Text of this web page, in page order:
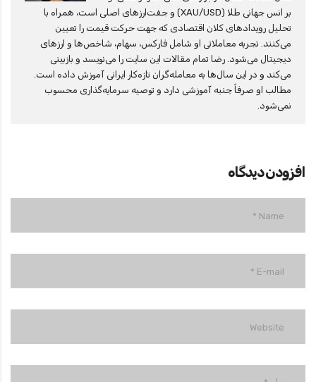
بر انس جهانی طلا (XAU/USD) و جفت‌ارزهای اصلی است، همراه با
تحلیل رویدادهای کلان اقتصادی که جهت حرکت قیمت را تعیین
می‌کنند. تجربه معاملاتی او شامل فارکس، سهام، شاخص‌ها و ارزهای
دیجیتال می‌شود. رضا تمام مقالات این سایت را می‌نویسد و بازبینی
می‌کند و در این سال‌ها به معامله‌گران تازه‌کار ایرانی آموزش داده است.
مطالب او صرفاً جنبه آموزشی دارد و توصیه سرمایه‌گذاری محسوب
نمی‌شود.
افزودن دیدگاه